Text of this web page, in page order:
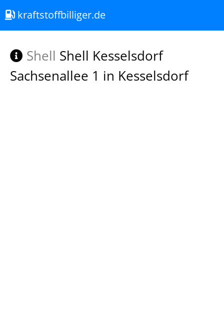
kraftstoffbilliger.de
Shell Shell Kesselsdorf
Sachsenallee 1 in Kesselsdorf